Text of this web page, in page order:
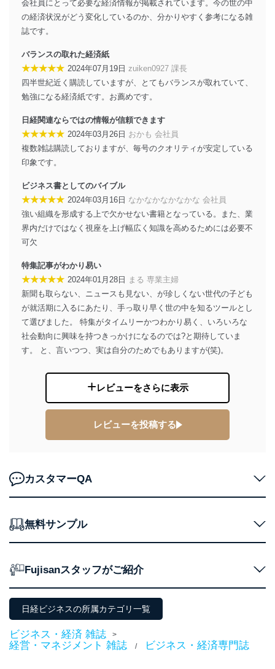
ソフトウェア等を導入し、自動更新 機能等の活用
により、これを最新状態としています。
メール等により個人データの含まれるファイルを
送信する場合に、当該ファイルへのパスワードを
設定しています。
個人情報保護マネジメントシステムの継続的改善
当社は、内部監査及びマネジメントレビューの機会を通
じて、個人情報保護マネジメントシステムを継続的に改
善し、常に最良の状態を維持します。
苦情及び相談受付け窓口
貴殿の個人情報及び当社の個人情報保護マネジメントシ
ステムに関するご相談及び苦情については以下までご連
絡ください。
適切、かつ迅速に対応させていただきます。
係
TEL：0570-200-223
FAX：03-5459-7073
e-mail：cs@fujisan.co.jp
改訂：2025年2月20日
制定：2005年4月1日
株式会社富士山マガジンサービス
代表取締役会長 西野 伸一郎
１．個人情報保護管理者
当社は以下の個人情報保護管理者を設置し、個人情報保
護管理者の責任のもと、個人情報を取得・アクセス・利
用・提供・管理いたします。
株式会社富士山マガジンサービス
代表取締役会長 西野 伸一郎
個人情報保護管理者: 経営管理グループディレクター 前
２．利用目的
りです。
当社の定期購読サ
ービス等をご利用
商品代金回収のため
ｅメール等による商品、サービ
のため
個人が特定できない形で取得した
会社員にとって必要な経済情報が掲載されています。今の世の中
の経済状況がどう変化しているのか、分かりやすく参考になる雑
誌です。
バランスの取れた経済紙
★★★★★ 2024年07月19日 zuiken0927 課長
四半世紀近く購読していますが、とてもバランスが取れていて、
勉強になる経済紙です。お薦めです。
日経関連ならではの情報が信頼できます
★★★★★ 2024年03月26日 おかも 会社員
複数雑誌購読しておりますが、毎号のクオリティが安定している
印象です。
ビジネス書としてのバイブル
★★★★★ 2024年03月16日 なかなかなかなかな 会社員
強い組織を形成する上で欠かせない書籍となっている。また、業
界内だけではなく視座を上げ幅広く知識を高めるためには必要不
可欠
特集記事がわかり易い
★★★★★ 2024年01月28日 まる 専業主婦
新聞も取らない、ニュースも見ない、が珍しくない世代の子ども
が就活期に入るにあたり、手っ取り早く世の中を知るツールとし
て選びました。 特集がタイムリーかつわかり易く、いろいろな
社会動向に興味を持つきっかけになるのでは?と期待していま
す。 と、言いつつ、実は自分のためでもありますが(笑)。
レビューをさらに表示
レビューを投稿する
カスタマーQA
無料サンプル
Fujisanスタッフがご紹介
日経ビジネスの所属カテゴリ一覧
ビジネス・経済 雑誌 >
経営・マネジメント 雑誌 / ビジネス・経済専門誌